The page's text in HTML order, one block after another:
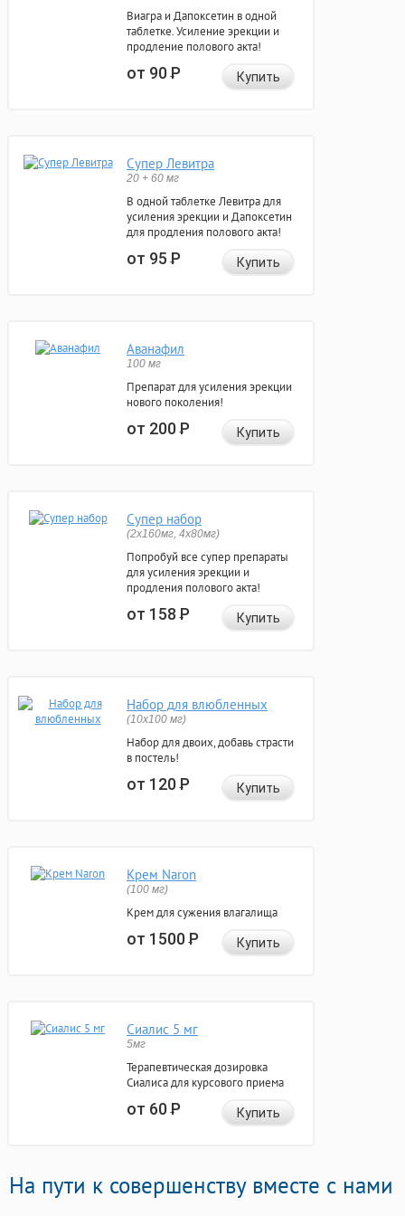
Виагра и Дапоксетин в одной
таблетке. Усиление эрекции и
продление полового акта!
от 90Р Купить
Супер Левитра
20 + 60 мг
В одной таблетке Левитра для
усиления эрекции и Дапоксетин
для продления полового акта!
от 95Р Купить
Аванафил
100 мг
Препарат для усиления эрекции
нового поколения!
от 200Р Купить
Супер набор
(2х160мг, 4х80мг)
Попробуй все супер препараты
для усиления эрекции и
продления полового акта!
от 158Р Купить
Набор для влюбленных
(10х100 мг)
Набор для двоих, добавь страсти
в постель!
от 120Р Купить
Крем Naron
(100 мг)
Крем для сужения влагалища
от 1500Р Купить
Сиалис 5 мг
5мг
Терапевтическая дозировка
Сиалиса для курсового приема
от 60Р Купить
На пути к совершенству вместе с нами